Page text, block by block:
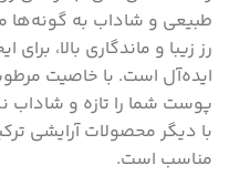
طبیعی و شاداب به گونه‌ها
رز زیبا و ماندگاری بالا،
ایده‌آل است. با خاصیت
پوست شما را تازه و شاداب
با دیگر محصولات آرایشی
مناسب است.